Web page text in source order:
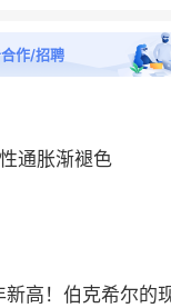
作/招聘
通胀渐褪色
新高！伯克希尔的